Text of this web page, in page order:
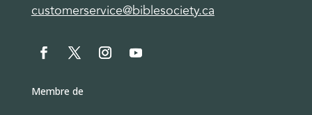
customerservice@biblesociety.ca
Membre de